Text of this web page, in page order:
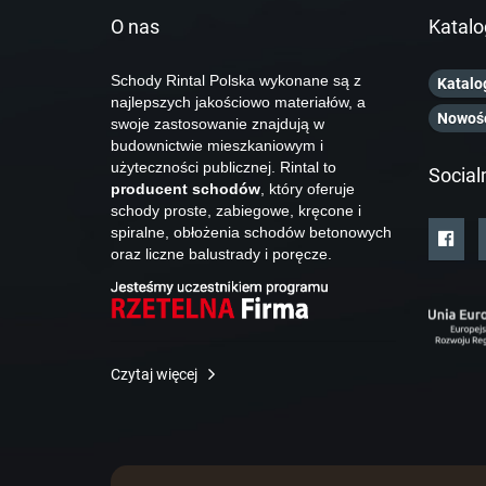
O nas
Schody Rintal Polska wykonane są z
najlepszych jakościowo materiałów, a
swoje zastosowanie znajdują w
budownictwie mieszkaniowym i
użyteczności publicznej. Rintal to
producent schodów , który oferuje
schody proste, zabiegowe, kręcone i
spiralne, obłożenia schodów betonowych
oraz liczne balustrady i poręcze.
Czytaj więcej